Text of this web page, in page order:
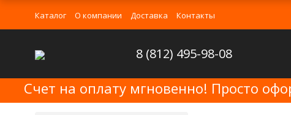
Каталог О компании Доставка Контакты
8 (812) 495-98-08
Счет на оплату мгновенно! Просто